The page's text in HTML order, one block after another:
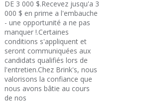
DE 3 000 $.Recevez jusqu'a 3
000 $ en prime a l'embauche
- une opportunité a ne pas
manquer !.Certaines
conditions s'appliquent et
seront communiquées aux
candidats qualifiés lors de
l'entretien.Chez Brink's, nous
valorisons la confiance que
nous avons bâtie au cours
de nos